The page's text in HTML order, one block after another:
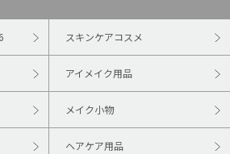
スキンケアコスメ
アイメイク用品
メイク小物
ヘアケア用品